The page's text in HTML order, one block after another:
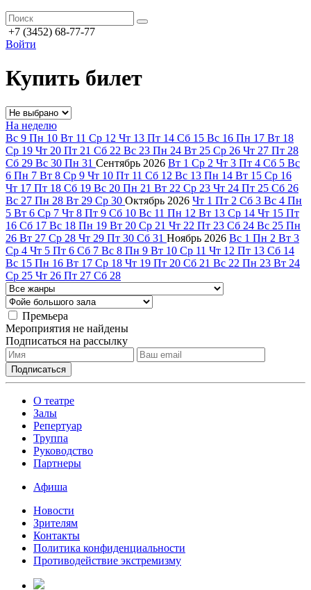
+7 (3452) 68-77-77
Войти
Купить билет
На неделю
Вс 9 Пн 10 Вт 11 Ср 12 Чт 13 Пт 14 Сб 15 Вс 16 Пн 17 Вт 18
Ср 19 Чт 20 Пт 21 Сб 22 Вс 23 Пн 24 Вт 25 Ср 26 Чт 27 Пт 28
Сб 29 Вс 30 Пн 31 Сентябрь 2026 Вт 1 Ср 2 Чт 3 Пт 4 Сб 5 Вс
6 Пн 7 Вт 8 Ср 9 Чт 10 Пт 11 Сб 12 Вс 13 Пн 14 Вт 15 Ср 16
Чт 17 Пт 18 Сб 19 Вс 20 Пн 21 Вт 22 Ср 23 Чт 24 Пт 25 Сб 26
Вс 27 Пн 28 Вт 29 Ср 30 Октябрь 2026 Чт 1 Пт 2 Сб 3 Вс 4 Пн
5 Вт 6 Ср 7 Чт 8 Пт 9 Сб 10 Вс 11 Пн 12 Вт 13 Ср 14 Чт 15 Пт
16 Сб 17 Вс 18 Пн 19 Вт 20 Ср 21 Чт 22 Пт 23 Сб 24 Вс 25 Пн
26 Вт 27 Ср 28 Чт 29 Пт 30 Сб 31 Ноябрь 2026 Вс 1 Пн 2 Вт 3
Ср 4 Чт 5 Пт 6 Сб 7 Вс 8 Пн 9 Вт 10 Ср 11 Чт 12 Пт 13 Сб 14
Вс 15 Пн 16 Вт 17 Ср 18 Чт 19 Пт 20 Сб 21 Вс 22 Пн 23 Вт 24
Ср 25 Чт 26 Пт 27 Сб 28
Премьера
Мероприятия не найдены
Подписаться на рассылку
О театре
Залы
Репертуар
Труппа
Руководство
Партнеры
Афиша
Новости
Зрителям
Контакты
Политика конфиденциальности
Противодействие экстремизму